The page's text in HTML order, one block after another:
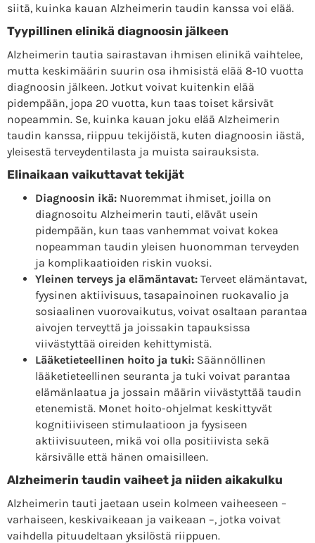
siitä, kuinka kauan Alzheimerin taudin kanssa voi elää.
Tyypillinen elinikä diagnoosin jälkeen
Alzheimerin tautia sairastavan ihmisen elinikä vaihtelee,
mutta keskimäärin suurin osa ihmisistä elää 8-10 vuotta
diagnoosin jälkeen. Jotkut voivat kuitenkin elää
pidempään, jopa 20 vuotta, kun taas toiset kärsivät
nopeammin. Se, kuinka kauan joku elää Alzheimerin
taudin kanssa, riippuu tekijöistä, kuten diagnoosin iästä,
yleisestä terveydentilasta ja muista sairauksista.
Elinaikaan vaikuttavat tekijät
Diagnoosin ikä:Nuoremmat ihmiset, joilla on
diagnosoitu Alzheimerin tauti, elävät usein
pidempään, kun taas vanhemmat voivat kokea
nopeamman taudin yleisen huonomman terveyden
ja komplikaatioiden riskin vuoksi.
Yleinen terveys ja elämäntavat:Terveet elämäntavat,
fyysinen aktiivisuus, tasapainoinen ruokavalio ja
sosiaalinen vuorovaikutus, voivat osaltaan parantaa
aivojen terveyttä ja joissakin tapauksissa
viivästyttää oireiden kehittymistä.
Lääketieteellinen hoito ja tuki:Säännöllinen
lääketieteellinen seuranta ja tuki voivat parantaa
elämänlaatua ja jossain määrin viivästyttää taudin
etenemistä. Monet hoito-ohjelmat keskittyvät
kognitiiviseen stimulaatioon ja fyysiseen
aktiivisuuteen, mikä voi olla positiivista sekä
kärsivälle että hänen omaisilleen.
Alzheimerin taudin vaiheet ja niiden aikakulku
Alzheimerin tauti jaetaan usein kolmeen vaiheeseen –
varhaiseen, keskivaikeaan ja vaikeaan –, jotka voivat
vaihdella pituudeltaan yksilöstä riippuen.